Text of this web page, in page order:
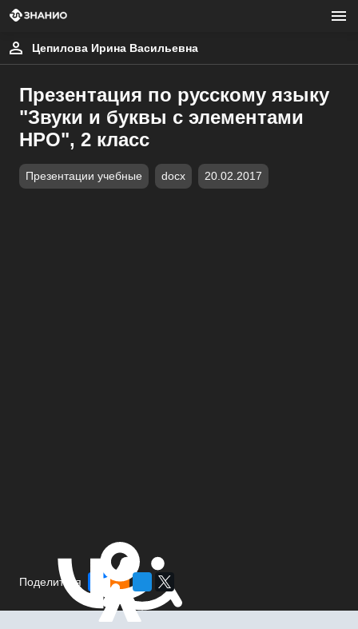
Цепилова Ирина Васильевна
Презентация по русскому языку
"Звуки и буквы с элементами
НРО", 2 класс
Презентации учебные docx 20.02.2017
Поделиться